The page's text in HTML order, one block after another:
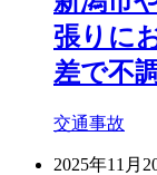
張りに
差で不
交通事故
2025年11月